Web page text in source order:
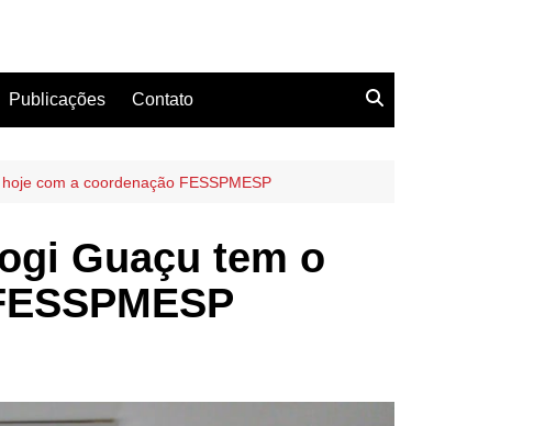
Publicações Contato
com a coordenação FESSPMESP
Guaçu tem o